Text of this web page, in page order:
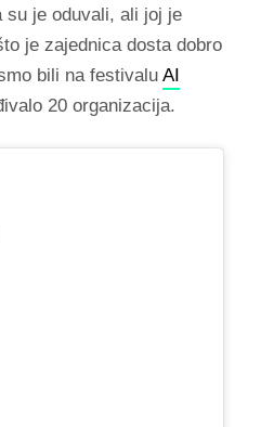
su je oduvali, ali joj je
je zajednica dosta dobro
bili na festivalu AI
20 organizacija.